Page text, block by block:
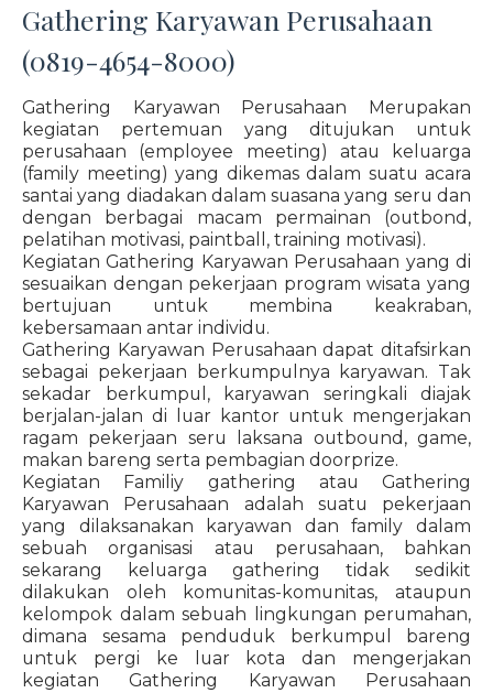
Gathering Karyawan Perusahaan
(0819-4654-8000)
Gathering Karyawan Perusahaan Merupakan
kegiatan pertemuan yang ditujukan untuk
perusahaan (employee meeting) atau keluarga
(family meeting) yang dikemas dalam suatu acara
santai yang diadakan dalam suasana yang seru dan
dengan berbagai macam permainan (outbond,
pelatihan motivasi, paintball, training motivasi).
Kegiatan Gathering Karyawan Perusahaan yang di
sesuaikan dengan pekerjaan program wisata yang
bertujuan untuk membina keakraban,
kebersamaan antar individu.
Gathering Karyawan Perusahaan dapat ditafsirkan
sebagai pekerjaan berkumpulnya karyawan. Tak
sekadar berkumpul, karyawan seringkali diajak
berjalan-jalan di luar kantor untuk mengerjakan
ragam pekerjaan seru laksana outbound, game,
makan bareng serta pembagian doorprize.
Kegiatan Familiy gathering atau Gathering
Karyawan Perusahaan adalah suatu pekerjaan
yang dilaksanakan karyawan dan family dalam
sebuah organisasi atau perusahaan, bahkan
sekarang keluarga gathering tidak sedikit
dilakukan oleh komunitas-komunitas, ataupun
kelompok dalam sebuah lingkungan perumahan,
dimana sesama penduduk berkumpul bareng
untuk pergi ke luar kota dan mengerjakan
kegiatan Gathering Karyawan Perusahaan